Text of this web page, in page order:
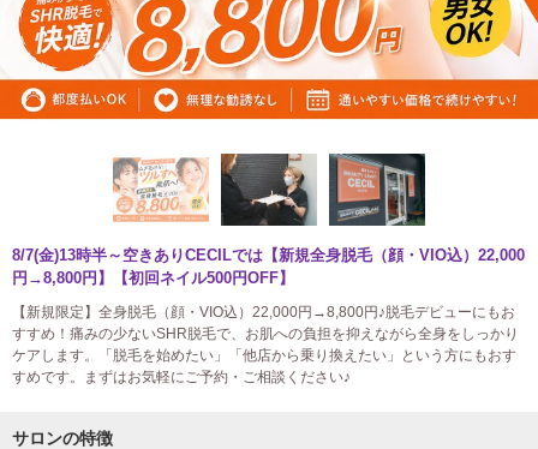
8/7(金)13時半～空きありCECILでは【新規全身脱毛（顔・VIO込）22,000
円→8,800円】【初回ネイル500円OFF】
【新規限定】全身脱毛（顔・VIO込）22,000円→8,800円♪脱毛デビューにもお
すすめ！痛みの少ないSHR脱毛で、お肌への負担を抑えながら全身をしっかり
ケアします。「脱毛を始めたい」「他店から乗り換えたい」という方にもおす
すめです。まずはお気軽にご予約・ご相談ください♪
サロンの特徴